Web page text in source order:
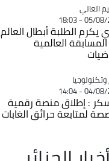
العالي
05/08/
يكرم الطلبة أبطال العالم
العالمية
04/08/
: إطلاق منصة رقمية
لمتابعة حرائق الغابات